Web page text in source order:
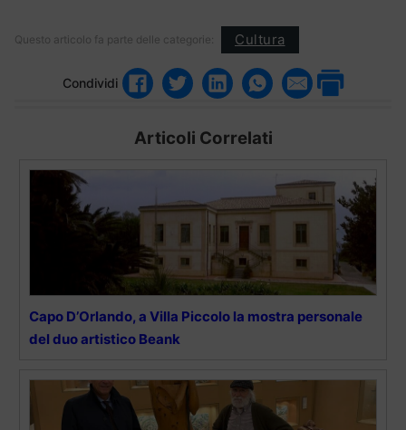
Questo articolo fa parte delle categorie: Cultura
Condividi
Articoli Correlati
Capo D’Orlando, a Villa Piccolo la mostra personale
del duo artistico Beank